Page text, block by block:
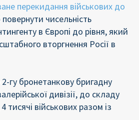
перекидання військових до
чисельність
в Європі до рівня, який
вторгнення Росії в
гу бронетанкову бригадну
дивізії, до складу
тисячі військових разом із